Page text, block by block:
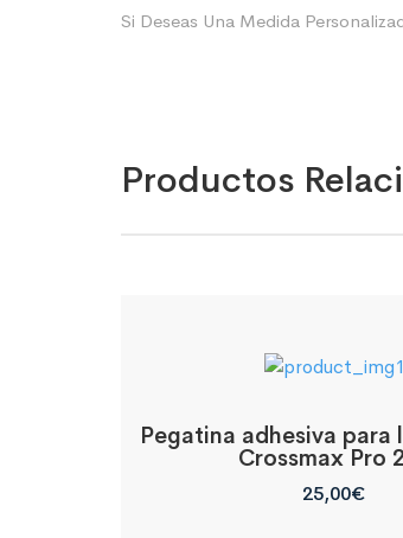
Si Deseas Una Medida
Productos
Pegatina adhesiva para
Crossmax Pro
25,00€